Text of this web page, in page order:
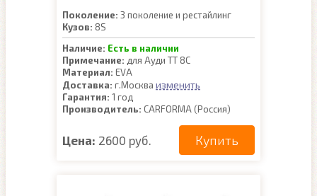
Поколение: 3 поколение и рестайлинг
Кузов: 8S
Наличие: Есть в наличии
Примечание: для Ауди ТТ 8С
Материал: EVA
Доставка: г.Москва изменить
Гарантия: 1 год
Производитель: CARFORMA (Россия)
Цена: 2600 руб. Купить